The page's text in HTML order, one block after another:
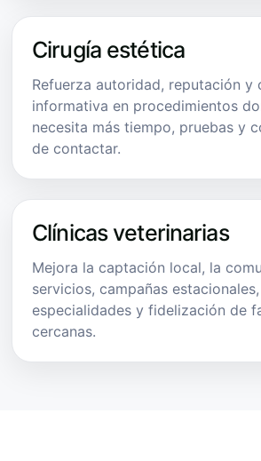
Cirugía estética
Refuerza autoridad, reputación y
informativa en procedimientos
necesita más tiempo, pruebas y
de contactar.
Clínicas veterinarias
Mejora la captación local, la
servicios, campañas
especialidades y fidelización de
cercanas.